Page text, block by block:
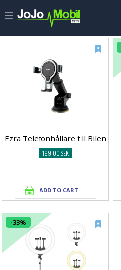
Ezra Telefonhållare till Bilen
199,00 SEK
-33%